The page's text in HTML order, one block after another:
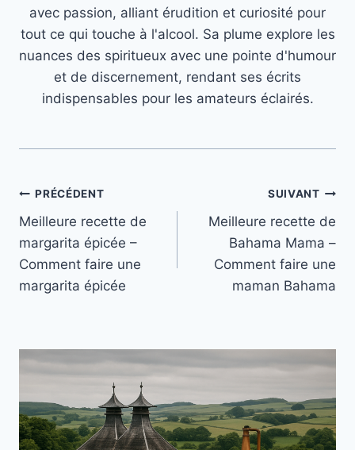
avec passion, alliant érudition et curiosité pour
tout ce qui touche à l'alcool. Sa plume explore les
nuances des spiritueux avec une pointe d'humour
et de discernement, rendant ses écrits
indispensables pour les amateurs éclairés.
Navigation
de
l’article
PRÉCÉDENT
Meilleure recette de
margarita épicée –
Comment faire une
margarita épicée
SUIVANT
Meilleure recette de
Bahama Mama –
Comment faire une
maman Bahama